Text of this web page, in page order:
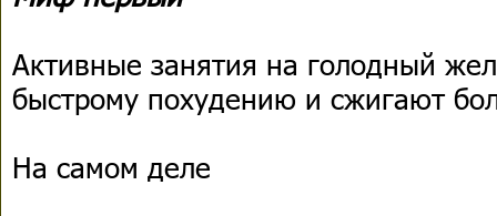
Активные занятия на голодный
быстрому похудению и сжигают
На самом деле